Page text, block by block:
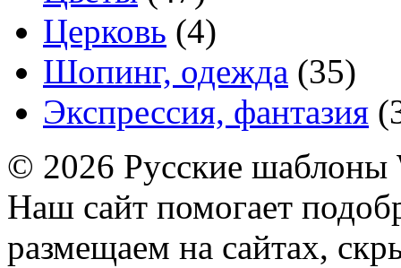
Церковь (4)
Шопинг, одежда (35)
Экспрессия, фантазия
© 2026 Русские шаблоны
Наш сайт помогает
размещаем на сайтах,